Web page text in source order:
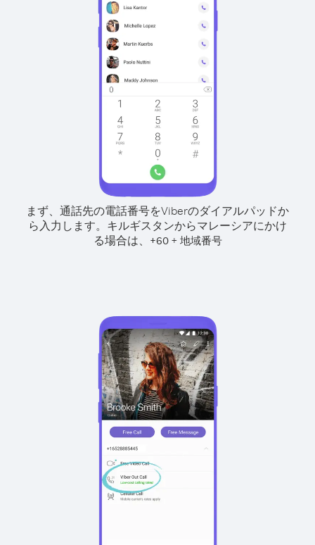
まず、通話先の電話番号をViberのダイアルパッドか
ら入力します。 キルギスタンからマレーシアにかけ
る場合は、
+60+ 地域番号